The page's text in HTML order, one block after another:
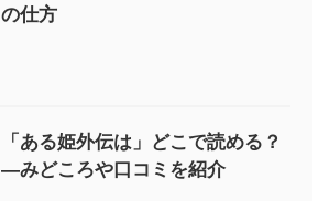
の仕方
「ある姫外伝は」どこで読める？
—みどころや口コミを紹介